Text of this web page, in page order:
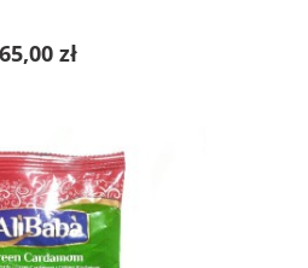
65,00 zł